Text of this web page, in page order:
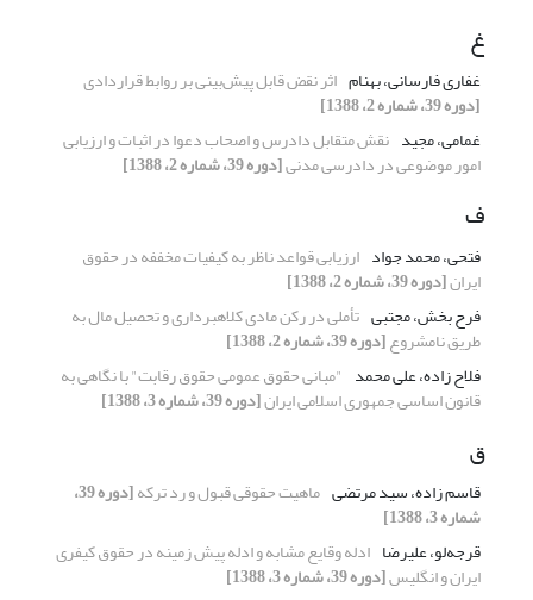
غ
غفاری فارسانی، بهنام اثر نقض قابل پیش‌بینی بر روابط قراردادی
[دوره 39، شماره 2، 1388]
غمامی، مجید نقش متقابل دادرس و اصحاب دعوا در اثبات و ارزیابی
امور موضوعی در دادرسی مدنی[دوره 39، شماره 2، 1388]
ف
فتحی، محمد جواد ارزیابی قواعد ناظر به کیفیات مخففه در حقوق
ایران[دوره 39، شماره 2، 1388]
فرح بخش، مجتبی تأملی در رکن مادی کلاهبرداری و تحصیل مال به
طریق نامشروع[دوره 39، شماره 2، 1388]
فلاح زاده، علی محمد "مبانی حقوق عمومی حقوق رقابت" با نگاهی به
قانون اساسی جمهوری اسلامی ایران[دوره 39، شماره 3، 1388]
ق
قاسم زاده، سید مرتضی ماهیت حقوقی قبول و رد ترکه [دوره 39،
شماره 3، 1388]
قرجه‌لو، علیرضا ادله وقایع مشابه و ادله پیش زمینه در حقوق کیفری
ایران و انگلیس[دوره 39، شماره 3، 1388]